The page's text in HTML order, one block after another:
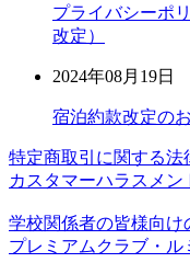
プライバシーポ
改定）
2024年08月19日
宿泊約款改定の
特定商取引に関する法
カスタマーハラスメ
学校関係者の皆様向け
プレミアムクラブ・